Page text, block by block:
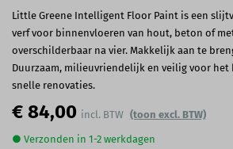
€ 84,00 (toon excl. BTW)
● Verzonden in 1-2 werkdagen
Little Greene Intelligent Floor Paint is een
verf voor binnenvloeren van hout, beton of
overschilderbaar na vier. Makkelijk aan te
Duurzaam, milieuvriendelijk en veilig voor het
snelle renovaties.